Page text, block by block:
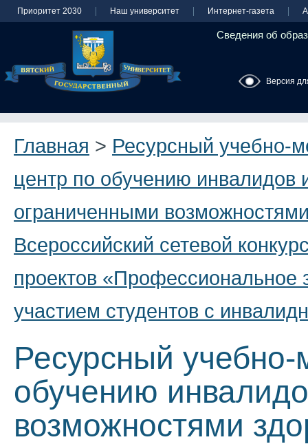
Приоритет 2030 Наш университет Интернет-газета
Сведения об
Версия
Главная > Ресурсный учебно-
центр по обучению инвалидов
ограниченными
Всероссийский сетевой
проектов «Профессиональное
участием студентов с
Ресурсный учебно-
обучению
возможностями